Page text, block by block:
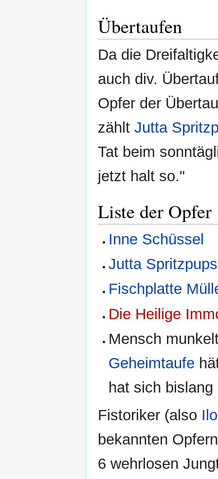
Übertaufen
Da die
auch div.
Opfer der
zählt Jutta
Tat beim
jetzt halt so."
Liste der Opfer
Inne Schüssel
Jutta Spritzpups
Fischplatte
Die Heilige
Mensch
Geheimtaufe
hat sich
Fistoriker (also
bekannten
6 wehrlosen